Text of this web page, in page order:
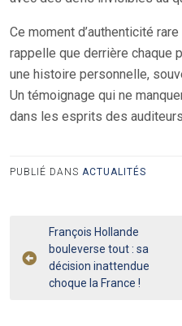
Ce moment d’authenticité
rappelle que derrière chaque
une histoire personnelle,
Un témoignage qui ne
dans les esprits des
PUBLIÉ DANS ACTUALITÉS
Navigation
de
l’article
François Hollande
bouleverse tout : sa
décision inattendue
choque la France !